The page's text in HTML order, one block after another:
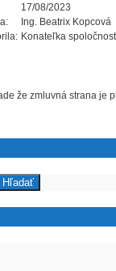
17/08/2023
Ing. Beatrix Kopcová
Konateľka
že zmluvná strana je